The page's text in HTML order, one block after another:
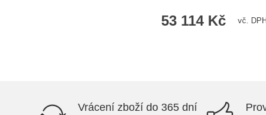
53 114 Kč vč. DPH
Vrácení zboží do 365 dní